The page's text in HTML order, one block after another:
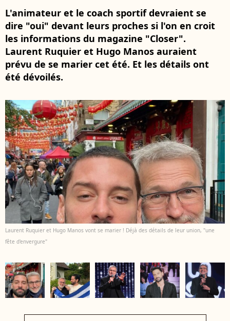
L'animateur et le coach sportif devraient se
dire "oui" devant leurs proches si l'on en croit
les informations du magazine "Closer".
Laurent Ruquier et Hugo Manos auraient
prévu de se marier cet été. Et les détails ont
été dévoilés.
Laurent Ruquier et Hugo Manos vont se marier ! Déjà des détails de leur union, "une
fête d'envergure"